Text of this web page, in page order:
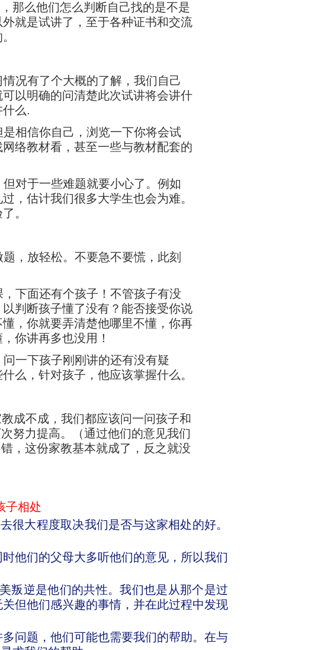
那么他们怎么判断自己找的是不是
就是试讲了，至于各种证书和交流
况有了个大概的了解，我们自己
以明确的问清楚此次试讲将会讲什
么.
相信你自己，浏览一下你将会试
络教材看，甚至一些与教材配套的
对于一些难题就要小心了。例如
，估计我们很多大学生也会为难。
。
，放轻松。不要急不要慌，此刻
下面还有个孩子！不管孩子有没
判断孩子懂了没有？能否接受你说
，你就要弄清楚他哪里不懂，你再
你讲再多也没用！
一下孩子刚刚讲的还有没有疑
么，针对孩子，他应该掌握什么。
成不成，我们都应该问一问孩子和
努力提高。（通过他们的意见我们
，这份家教基本就成了，反之就没
子相处
很大程度取决我们是否与这家相处的好。
他们的父母大多听他们的意见，所以我们
叛逆是他们的共性。我们也是从那个是过
但他们感兴趣的事情，并在此过程中发现
问题，他们可能也需要我们的帮助。在与